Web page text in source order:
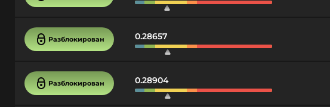
Разблокирован 0.28657
Разблокирован 0.28904